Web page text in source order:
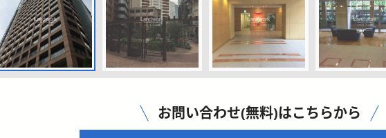
お問い合わせ(無料)はこちらから